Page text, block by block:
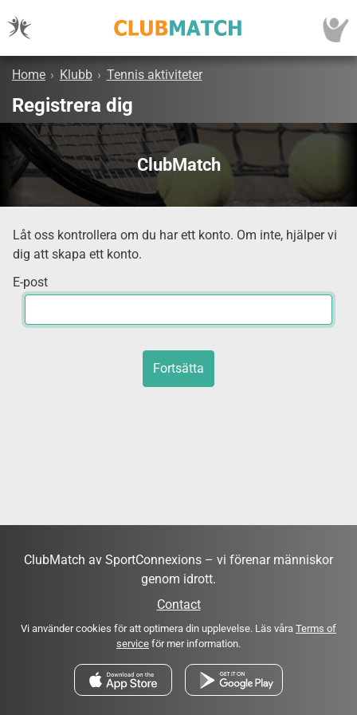
Home › Klubb › Tennis aktiviteter
Registrera dig
ClubMatch
Låt oss kontrollera om du har ett konto. Om inte, hjälper vi
dig att skapa ett konto.
E-post
Fortsätta
ClubMatch av SportConnexions – vi förenar människor
genom idrott.
Contact
Vi använder cookies för att optimera din upplevelse. Läs våra Terms of
service för mer information.